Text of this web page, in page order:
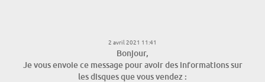
2 avril 2021 11:41
Bonjour,
Je vous envoie ce message pour avoir des informations sur
les disques que vous vendez :